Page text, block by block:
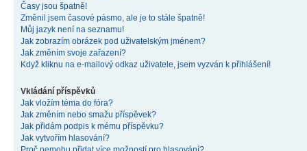
Časy jsou špatně!
Změnil jsem časové pásmo, ale je to stále špatně!
Můj jazyk není na seznamu!
Jak zobrazím obrázek pod uživatelským jménem?
Jak změním svoje zařazení?
Když kliknu na e-mailový odkaz uživatele, jsem vyzván k přihlášení!
Vkládání příspěvků
Jak vložím téma do fóra?
Jak změním nebo smažu příspěvek?
Jak přidám podpis k mému příspěvku?
Jak vytvořím hlasování?